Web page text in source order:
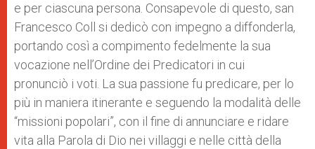
e per ciascuna persona. Consapevole di questo, san
Francesco Coll si dedicò con impegno a diffonderla,
portando così a compimento fedelmente la sua
vocazione nell’Ordine dei Predicatori in cui
pronunciò i voti. La sua passione fu predicare, per lo
più in maniera itinerante e seguendo la modalità delle
“missioni popolari”, con il fine di annunciare e ridare
vita alla Parola di Dio nei villaggi e nelle città della